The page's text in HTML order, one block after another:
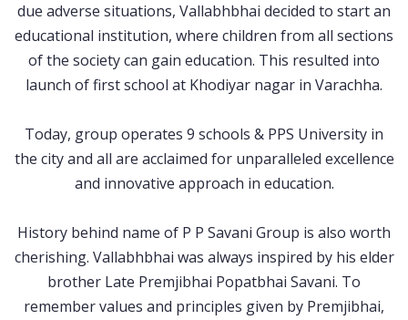
due adverse situations, Vallabhbhai decided to start an
educational institution, where children from all sections
of the society can gain education. This resulted into
launch of first school at Khodiyar nagar in Varachha.
Today, group operates 9 schools & PPS University in
the city and all are acclaimed for unparalleled excellence
and innovative approach in education.
History behind name of P P Savani Group is also worth
cherishing. Vallabhbhai was always inspired by his elder
brother Late Premjibhai Popatbhai Savani. To
remember values and principles given by Premjibhai,